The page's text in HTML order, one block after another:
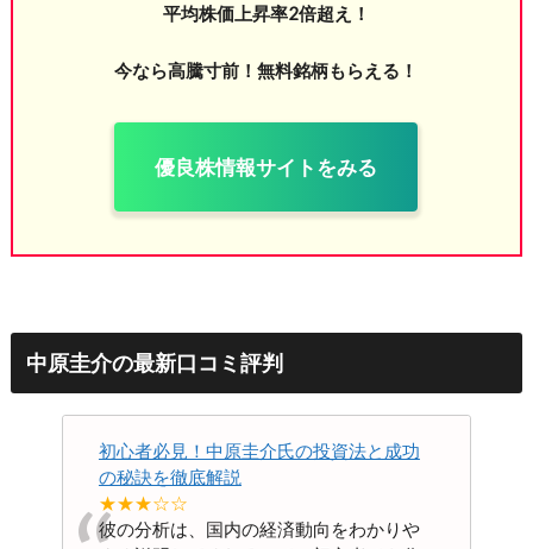
平均株価上昇率2倍超え！
今なら高騰寸前！無料銘柄もらえる！
優良株情報サイトをみる
中原圭介の最新口コミ評判
初心者必見！中原圭介氏の投資法と成功
の秘訣を徹底解説
★★★☆☆
彼の分析は、国内の経済動向をわかりや